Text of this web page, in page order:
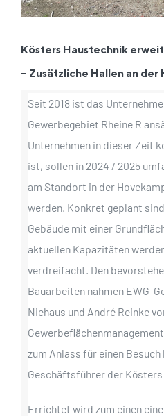
Kösters Haustechnik
– Zusätzliche Hallen an
Seit 2018 ist das
Gewerbegebiet Rheine R
Unternehmen in dieser Zeit
ist, sollen in 2024 / 2025
am Standort in der
werden. Konkret geplant
Gebäude mit einer
aktuellen Kapazitäten
verdreifacht. Den
Bauarbeiten nahmen EWG-
Niehaus und André Reinke
zum Anlass für einen
Geschäftsführer der Kösters
Errichtet wird zum einen